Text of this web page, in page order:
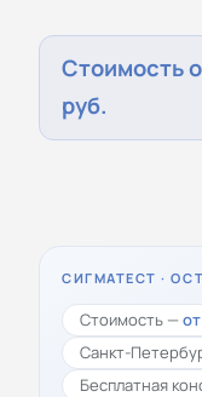
Стоимость
руб.
СИГМАТЕСТ ·
Стоимость —
Санкт-
Бесплатная